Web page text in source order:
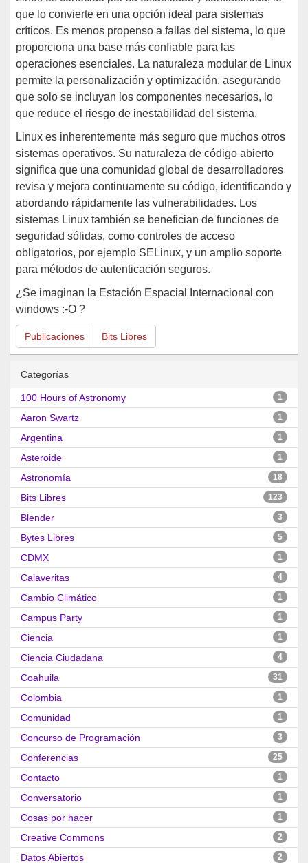
que lo convierte en una opción ideal para sistemas
críticos. Es menos propenso a fallas del sistema, lo que
proporciona una base más confiable para las
operaciones esenciales. La naturaleza modular de Linux
permite la personalización y optimización, asegurando
que solo se incluyan los componentes necesarios, lo
que reduce el riesgo de inestabilidad del sistema.
Linux es inherentemente más seguro que muchos otros
sistemas operativos. Su naturaleza de código abierto
significa que una comunidad global de desarrolladores
revisa y mejora continuamente su código, identificando y
abordando rápidamente las vulnerabilidades. Los
sistemas Linux también se benefician de funciones de
seguridad sólidas, como controles de acceso
obligatorios, por ejemplo SELinux, y un amplio soporte
para métodos de autenticación seguros.
¿Se imaginan la Estación Espacial Internacional con
windows :-O ?
Publicaciones Bits Libres
Categorías
100 Hours of Astronomy 1
Aaron Swartz 1
Argentina 1
Asteroide 1
Astronomía 18
Bits Libres 123
Blender 3
Bytes Libres 5
CDMX 1
Calaveritas 4
Cambio Climático 1
Campus Party 1
Ciencia 1
Ciencia Ciudadana 4
Coahuila 31
Colombia 1
Comunidad 1
Concurso de Programación 3
Conferencias 25
Contacto 1
Conversatorio 1
Cosas por hacer 1
Creative Commons 2
Datos Abiertos 2